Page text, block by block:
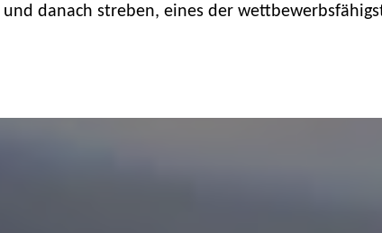
danach streben, eines der